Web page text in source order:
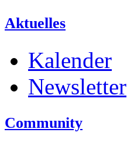
Aktuelles
Kalender
Newsletter
Community